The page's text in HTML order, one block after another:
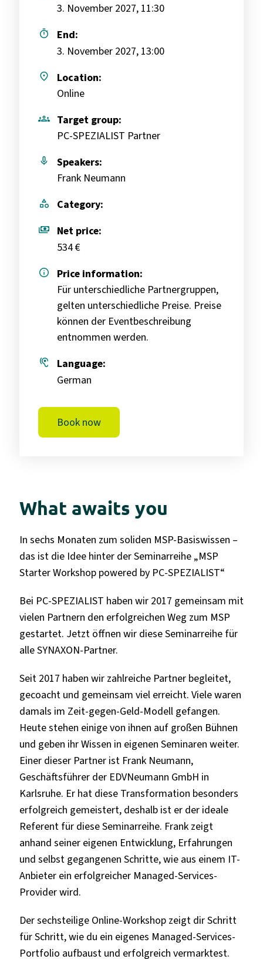
What awaits you
In sechs Monaten zum soliden MSP-Basiswissen –
das ist die Idee hinter der Seminarreihe „MSP
Starter Workshop powered by PC-SPEZIALIST“
Bei PC-SPEZIALIST haben wir 2017 gemeinsam mit
vielen Partnern den erfolgreichen Weg zum MSP
gestartet. Jetzt öffnen wir diese Seminarreihe für
alle SYNAXON-Partner.
Seit 2017 haben wir zahlreiche Partner begleitet,
gecoacht und gemeinsam viel erreicht. Viele waren
damals im Zeit-gegen-Geld-Modell gefangen.
Heute stehen einige von ihnen auf großen Bühnen
und geben ihr Wissen in eigenen Seminaren weiter.
Einer dieser Partner ist Frank Neumann,
Geschäftsführer der EDVNeumann GmbH in
Karlsruhe. Er hat diese Transformation besonders
erfolgreich gemeistert, deshalb ist er der ideale
Referent für diese Seminarreihe. Frank zeigt
anhand seiner eigenen Entwicklung, Erfahrungen
und selbst gegangenen Schritte, wie aus einem IT-
Anbieter ein erfolgreicher Managed-Services-
Provider wird.
Der sechsteilige Online-Workshop zeigt dir Schritt
für Schritt, wie du ein eigenes Managed-Services-
Portfolio aufbaust und erfolgreich vermarktest.
3. November 2027, 11:30
timer
End:
3. November 2027, 13:00
place
Location:
Online
groups Target group:
PC-SPEZIALIST Partner
mic
Speakers:
Frank Neumann
category
Category:
payments Net price:
534 €
info
Price information:
Für unterschiedliche Partnergruppen,
gelten unterschiedliche Preise. Preise
können der Eventbeschreibung
entnommen werden.
hearing
Language:
German
Book now